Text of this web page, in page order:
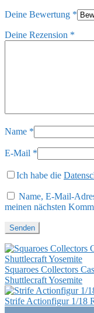
Deine Bewertung *
Deine Rezension *
Name *
E-Mail *
Ich habe die
Name, E-Mail-
meinen nächsten
Squaroes Collectors
Shuttlecraft Yosemite
Strife Actionfigur 1/18